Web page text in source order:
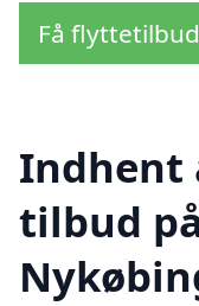
Få
Indhent
tilbud